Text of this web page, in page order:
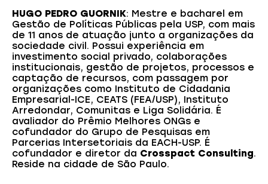
HUGO PEDRO GUORNIK: Mestre e bacharel em
Gestão de Políticas Públicas pela USP, com mais
de 11 anos de atuação junto a organizações da
sociedade civil. Possui experiência em
investimento social privado, colaborações
institucionais, gestão de projetos, processos e
captação de recursos, com passagem por
organizações como Instituto de Cidadania
Empresarial-ICE, CEATS (FEA/USP), Instituto
Arredondar, Comunitas e Liga Solidária. É
avaliador do Prêmio Melhores ONGs e
cofundador do Grupo de Pesquisas em
Parcerias Intersetoriais da EACH-USP. É
cofundador e diretor da Crosspact Consulting.
Reside na cidade de São Paulo.